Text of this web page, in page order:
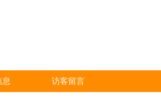
访客留言